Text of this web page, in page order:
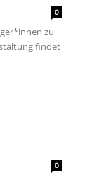
0
zu
findet
0